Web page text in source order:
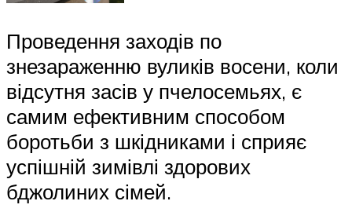
Проведення заходів по
знезараженню вуликів восени, коли
відсутня засів у пчелосемьях, є
самим ефективним способом
боротьби з шкідниками і сприяє
успішній зимівлі здорових
бджолиних сімей.